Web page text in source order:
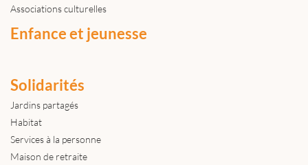
Associations culturelles
Enfance et jeunesse
Solidarités
Jardins partagés
Habitat
Services à la personne
Maison de retraite